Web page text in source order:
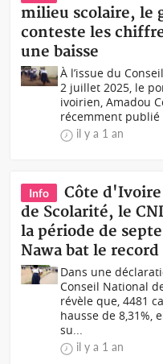
milieu scolaire, le
conteste les
une baisse
À l’issue du
2 juillet 2025, le
ivoirien, Amadou
récemment publié
il y a 1 an
Info
Côte d'Ivoire
de Scolarité, le
la période de
Nawa bat le record
Dans une
Conseil National
révèle que, 4481
hausse de 8,31%,
su...
il y a 1 an